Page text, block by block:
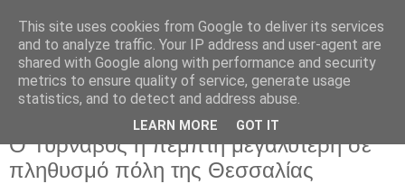
Πέμπτη 25 Ιουνίου 2026
Ο Τύρναβος η πέμπτη μεγαλύτερη σε
πληθυσμό πόλη της Θεσσαλίας
This site uses cookies from Google to deliver its services
and to analyze traffic. Your IP address and user-agent are
shared with Google along with performance and security
metrics to ensure quality of service, generate usage
statistics, and to detect and address abuse.
LEARN MORE GOT IT